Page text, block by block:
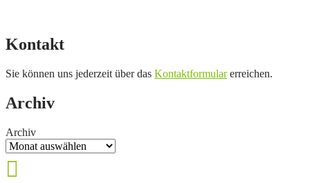
Kontakt
Sie können uns jederzeit über das Kontaktformularerreichen.
Archiv
Archiv